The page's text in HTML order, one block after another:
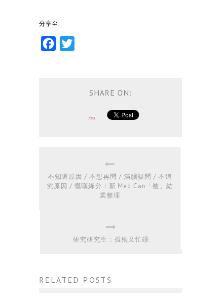
分享至:
Facebook
SHARE ON:
不知道原因 / 不想再問 / 滿腦疑問 / 不追
究原因 / 慨嘆緣分：新 Med Can「被」結
業整理
研究研究生：孤獨又忙碌
RELATED POSTS